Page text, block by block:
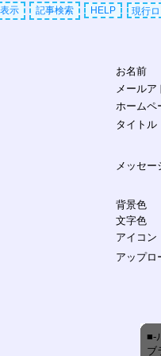
お名前
メールア
ホーム
タイトル
メッセー
背景色
文字色
アイコン
アップロ
■-
ブ